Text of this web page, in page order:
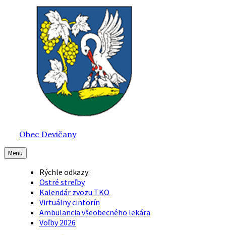
Obec Devičany
Menu
Rýchle odkazy:
Ostré streľby
Kalendár zvozu TKO
Virtuálny cintorín
Ambulancia všeobecného lekára
Voľby 2026